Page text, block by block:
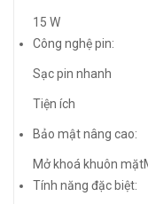
15 W
Công nghệ pin:
Sạc pin nhanh
Tiện ích
Bảo mật nâng cao:
Mở khoá khuôn
Tính năng đặc biệt: